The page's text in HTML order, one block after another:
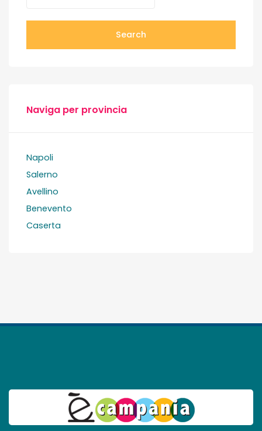
Search
Naviga per provincia
Napoli
Salerno
Avellino
Benevento
Caserta